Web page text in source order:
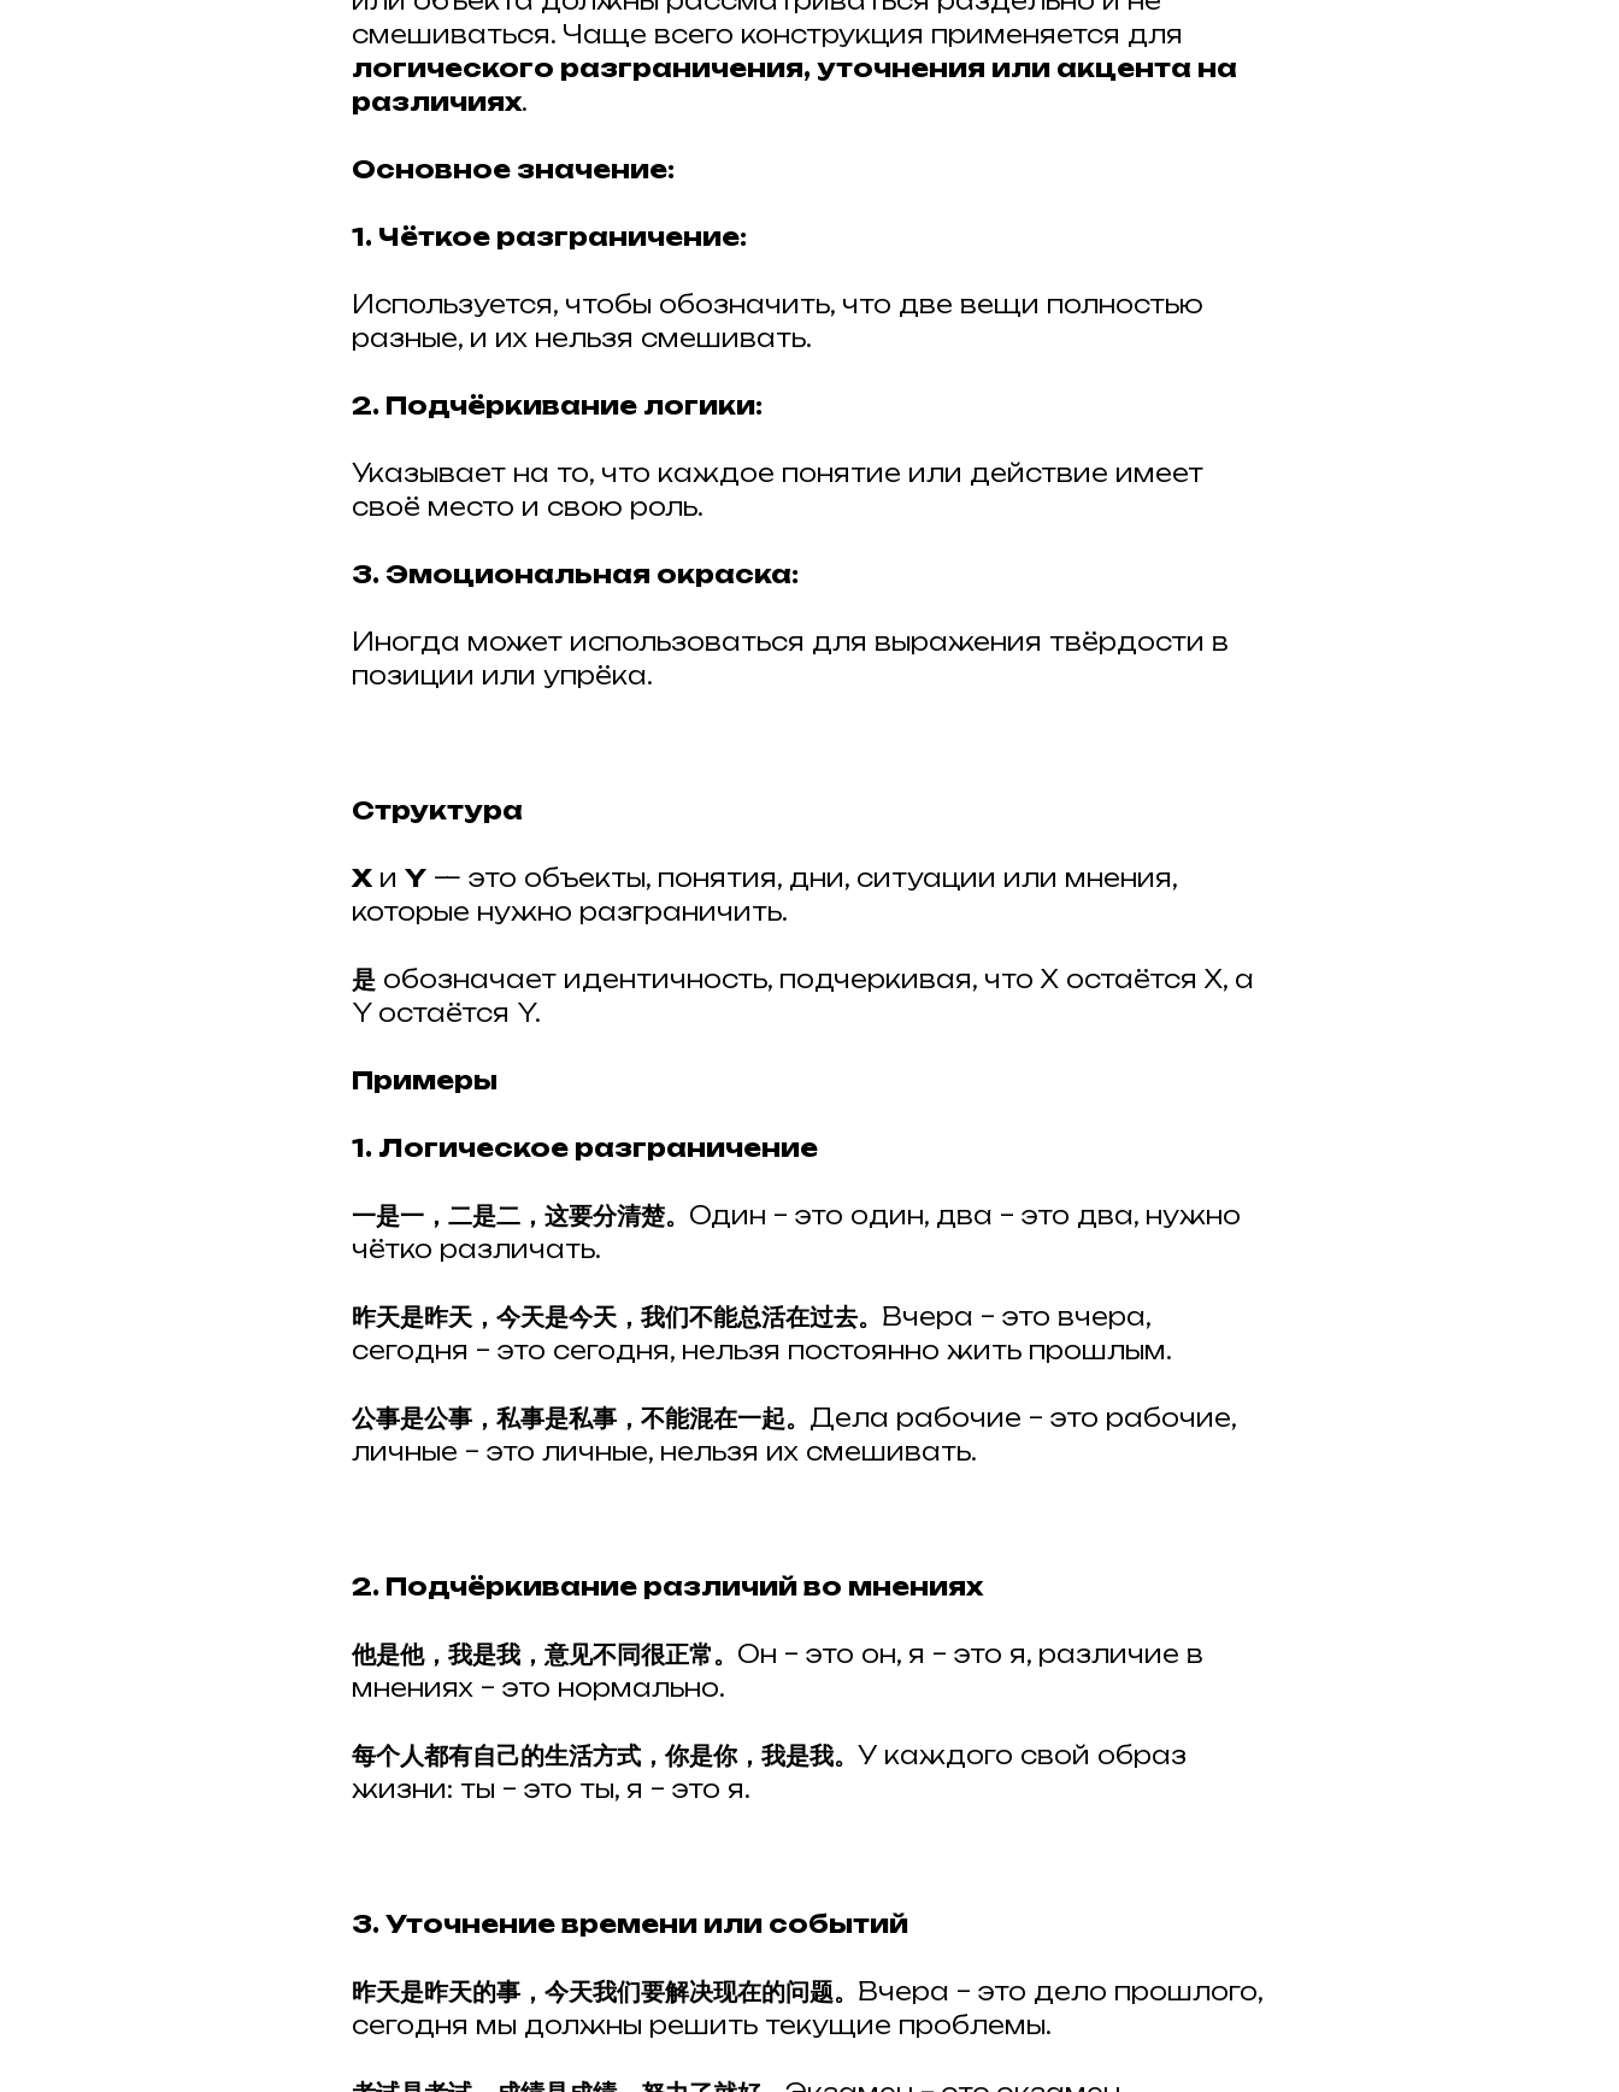
смешиваться. Чаще всего конструкция применяется для
логического разграничения, уточнения или акцента на
различиях.
Основное значение:
1. Чёткое разграничение:
Используется, чтобы обозначить, что две вещи полностью
разные, и их нельзя смешивать.
2. Подчёркивание логики:
Указывает на то, что каждое понятие или действие имеет
своё место и свою роль.
3. Эмоциональная окраска:
Иногда может использоваться для выражения твёрдости в
позиции или упрёка.
Структура
X и Y — это объекты, понятия, дни, ситуации или мнения,
которые нужно разграничить.
是 обозначает идентичность, подчеркивая, что X остаётся X, а
Y остаётся Y.
Примеры
1. Логическое разграничение
一是一，二是二，这要分清楚。 Один – это один, два – это два, нужно
чётко различать.
昨天是昨天，今天是今天，我们不能总活在过去。 Вчера – это вчера,
сегодня – это сегодня, нельзя постоянно жить прошлым.
公事是公事，私事是私事，不能混在一起。 Дела рабочие – это рабочие,
личные – это личные, нельзя их смешивать.
2. Подчёркивание различий во мнениях
他是他，我是我，意见不同很正常。 Он – это он, я – это я, различие в
мнениях – это нормально.
每个人都有自己的生活方式，你是你，我是我。 У каждого свой образ
жизни: ты – это ты, я – это я.
3. Уточнение времени или событий
昨天是昨天的事，今天我们要解决现在的问题。 Вчера – это дело прошлого,
сегодня мы должны решить текущие проблемы.